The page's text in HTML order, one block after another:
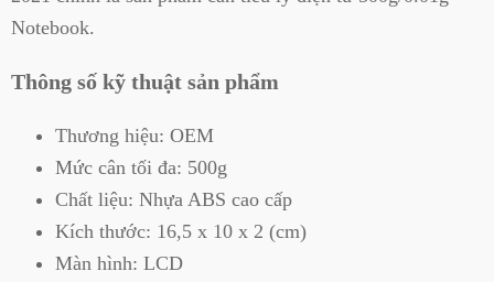
Notebook.
Thông số kỹ thuật sản phẩm
Thương hiệu: OEM
Mức cân tối đa: 500g
Chất liệu: Nhựa ABS cao cấp
Kích thước: 16,5 x 10 x 2 (cm)
Màn hình: LCD